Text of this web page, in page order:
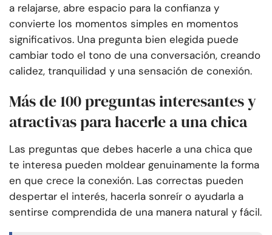
a relajarse, abre espacio para la confianza y
convierte los momentos simples en momentos
significativos. Una pregunta bien elegida puede
cambiar todo el tono de una conversación, creando
calidez, tranquilidad y una sensación de conexión.
Más de 100 preguntas interesantes y
atractivas para hacerle a una chica
Las preguntas que debes hacerle a una chica que
te interesa pueden moldear genuinamente la forma
en que crece la conexión. Las correctas pueden
despertar el interés, hacerla sonreír o ayudarla a
sentirse comprendida de una manera natural y fácil.